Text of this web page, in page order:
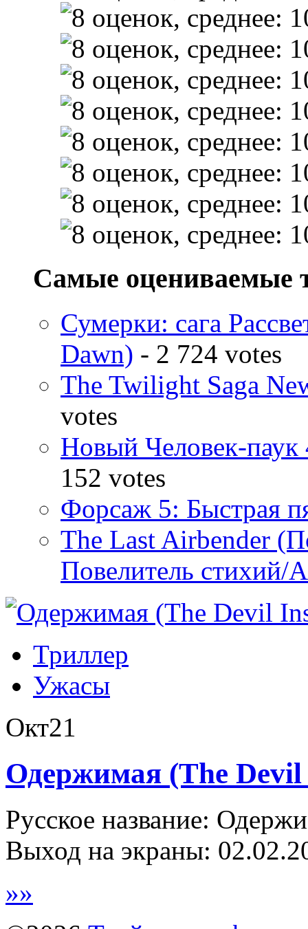
Самые оцениваемые
Сумерки: cага
Dawn) - 2 724 votes
The Twilight Saga
votes
Новый Человек-
152 votes
Форсаж 5: Быстрая
The Last Airbender
Повелитель стихий/
Триллер
Ужасы
Окт21
Одержимая (The Devil
Русское название:
Выход на экраны:
»»